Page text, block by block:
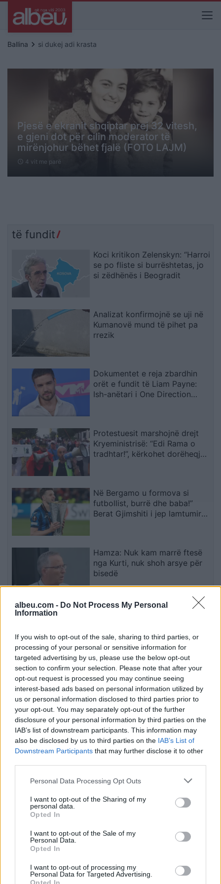
albeu.com - Do Not Process My Personal
Information
If you wish to opt-out of the sale, sharing to third parties, or
processing of your personal or sensitive information for
targeted advertising by us, please use the below opt-out
section to confirm your selection. Please note that after your
opt-out request is processed you may continue seeing
interest-based ads based on personal information utilized by
us or personal information disclosed to third parties prior to
your opt-out. You may separately opt-out of the further
disclosure of your personal information by third parties on the
IAB’s list of downstream participants. This information may
also be disclosed by us to third parties on the IAB’s List of
Downstream Participants that may further disclose it to other
Personal Data Processing Opt Outs
I want to opt-out of the Sharing of my
personal data.
Opted In
I want to opt-out of the Sale of my
Personal Data.
Opted In
I want to opt-out of processing my
Personal Data for Targeted Advertising.
Ballina keyboard_arrow_right si dukej adi krasta
Pjesë e ekranit shqiptar prej 32 vitesh,
e gjeni dot për cilin moderator të
mirënjohur bëhet fjalë (FOTO LAJM)
schedule 4 vit me parë
të fundit
Koci kritikon Zelenskyn: “Harroi
se po fliste si burrështetas, jo
si zëdhënës i Beogradit
Analizat konfirmojnë se uji në
Kumanovë mund të pihet pa
rrezik
Dokumentet e reja zbardhin
orët e fundit të Liam Payne:
Ish-anëtari i One Direction
Protestuesit marshojnë drejt
Kryeministrisë: “Edi Rama o
tradhtar!”, kërkohet dorëheqja
Në Bergamo u formova si
futbollist, burrë dhe baba!”
Berat Gjimshiti i jep lamtumirën
Hamza: Nuk kam marrë ftesë
nga Kurti, nuk shoh arsye për
bisedë
Tërmeti 7.4 ballë godet
dhe shemben pjesë spitalesh;
SHBA ofron mbështetje
Esim for Global
Esim for USA Esim for Italy
for Turkey|Esim for Germany|Esim for Greece|